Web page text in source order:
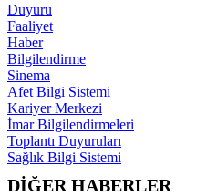
Duyuru
Faaliyet
Haber
Bilgilendirme
Sinema
Afet Bilgi Sistemi
Kariyer Merkezi
İmar Bilgilendirmeleri
Toplantı Duyuruları
Sağlık Bilgi Sistemi
DİĞER HABERLER